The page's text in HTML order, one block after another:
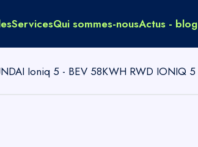
ServicesQui sommes-nousActus - blog
Ioniq 5 - BEV 58KWH RWD IONIQ 5